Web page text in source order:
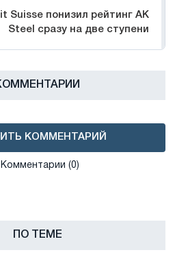
Suisse понизил рейтинг AK
Steel сразу на две ступени
КОММЕНТАРИЙ
Комментарии (0)
ПО ТЕМЕ